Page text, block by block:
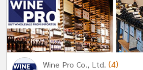
Wine Pro Co., Ltd. (4)